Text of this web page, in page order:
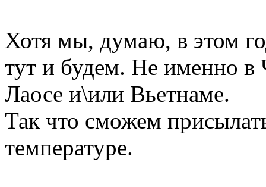
Хотя мы, думаю, в этом
тут и будем. Не именно в
Лаосе и\или Вьетнаме.
Так что сможем
температуре.